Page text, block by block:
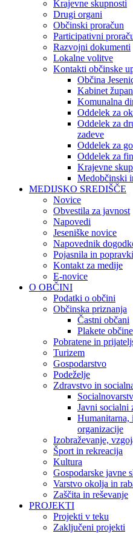
Krajevne skupnosti
Drugi organi
Občinski proračun
Participativni
Razvojni dokumenti
Lokalne volitve
Kontakti občinske
Občina
Kabinet
Komunalna
Oddelek za
Oddelek za
zadeve
Oddelek za
Oddelek za
Krajevne
Medobčinski
MEDIJSKO SREDIŠČE
Novice
Obvestila za javnost
Napovedi
Jeseniške novice
Napovednik
Pojasnila in popravki
Kontakt za medije
E-novice
O OBČINI
Podatki o občini
Občinska priznanja
Častni občani
Plakete občine
Pobratene in
Turizem
Gospodarstvo
Podeželje
Zdravstvo in
Javni socialni
Humanitarna,
organizacije
Izobraževanje,
Šport in rekreacija
Kultura
Gospodarske javne
Varstvo okolja in
Zaščita in reševanje
PROJEKTI
Projekti v teku
Zaključeni projekti